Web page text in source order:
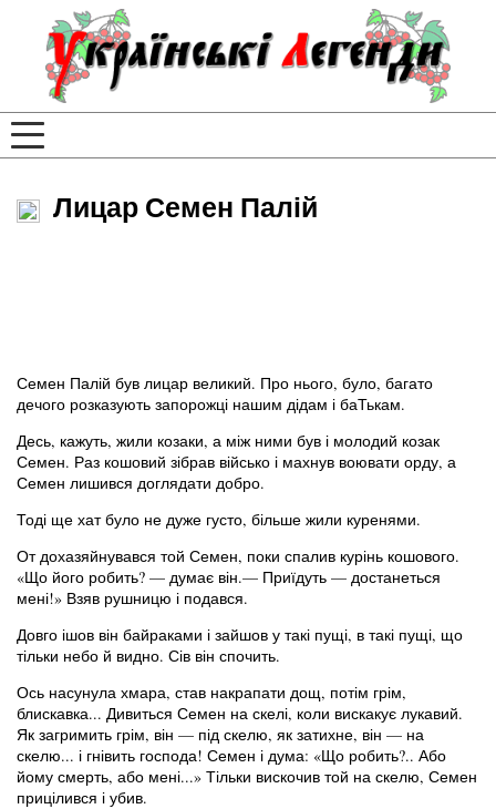
Лицар Семен Палій
Семен Палій був лицар великий. Про нього, було, багато
дечого розказують запорожці нашим дідам і баТькам.
Десь, кажуть, жили козаки, а між ними був і молодий козак
Семен. Раз кошовий зібрав військо і махнув воювати орду, а
Семен лишився доглядати добро.
Тоді ще хат було не дуже густо, більше жили куренями.
От дохазяйнувався той Семен, поки спалив курінь кошового.
«Що його робить? — думає він.— Приїдуть — достанеться
мені!» Взяв рушницю і подався.
Довго ішов він байраками і зайшов у такі пущі, в такі пущі, що
тільки небо й видно. Сів він спочить.
Ось насунула хмара, став накрапати дощ, потім грім,
блискавка... Дивиться Семен на скелі, коли вискакує лукавий.
Як загримить грім, він — під скелю, як затихне, він — на
скелю... і гнівить господа! Семен і дума: «Що робить?.. Або
йому смерть, або мені...» Тільки вискочив той на скелю, Семен
прицілився і убив.